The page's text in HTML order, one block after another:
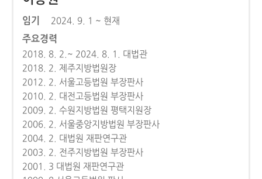
임기 2024. 9. 1 ~ 현재
주요경력
2018. 8. 2.~ 2024. 8. 1. 대법관
2018. 2. 제주지방법원장
2012. 2. 서울고등법원 부장판사
2010. 2. 대전고등법원 부장판사
2009. 2. 수원지방법원 평택지원장
2006. 2. 서울중앙지방법원 부장판사
2004. 2. 대법원 재판연구관
2003. 2. 전주지방법원 부장판사
2001. 3 대법원 재판연구관